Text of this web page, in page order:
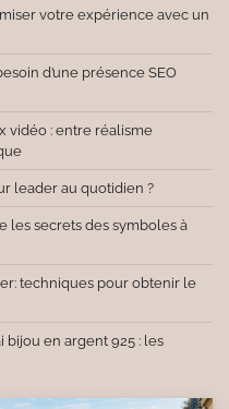
votre expérience avec un
d’une présence SEO
vidéo : entre réalisme
leader au quotidien ?
les secrets des symboles à
techniques pour obtenir le
en argent 925 : les